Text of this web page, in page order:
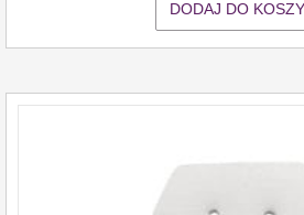
DODAJ DO